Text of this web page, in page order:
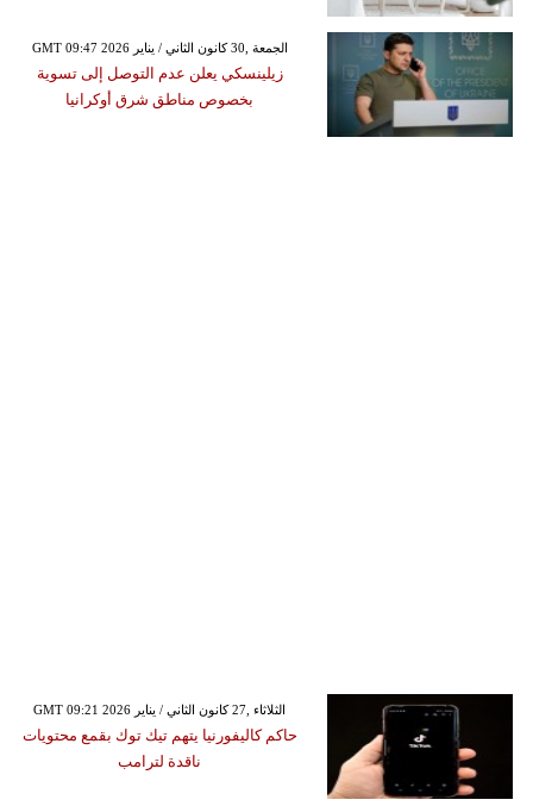
GMT 09:47 2026 الجمعة ,30 كانون الثاني / يناير
زيلينسكي يعلن عدم التوصل إلى تسوية
بخصوص مناطق شرق أوكرانيا
GMT 09:21 2026 الثلاثاء ,27 كانون الثاني / يناير
حاكم كاليفورنيا يتهم تيك توك بقمع محتويات
ناقدة لترامب